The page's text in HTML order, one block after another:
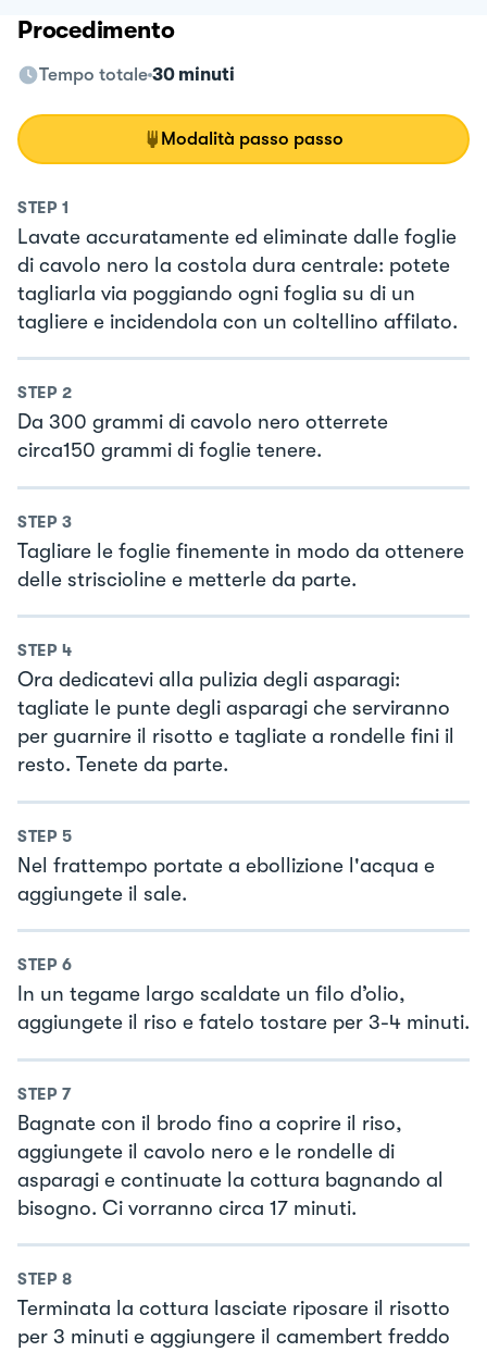
Procedimento
Tempo totale 30 minuti
Modalità passo passo
STEP 1
Lavate accuratamente ed eliminate dalle foglie
di cavolo nero la costola dura centrale: potete
tagliarla via poggiando ogni foglia su di un
tagliere e incidendola con un coltellino affilato.
STEP 2
Da 300 grammi di cavolo nero otterrete
circa150 grammi di foglie tenere.
STEP 3
Tagliare le foglie finemente in modo da ottenere
delle striscioline e metterle da parte.
STEP 4
Ora dedicatevi alla pulizia degli asparagi:
tagliate le punte degli asparagi che serviranno
per guarnire il risotto e tagliate a rondelle fini il
resto. Tenete da parte.
STEP 5
Nel frattempo portate a ebollizione l'acqua e
aggiungete il sale.
STEP 6
In un tegame largo scaldate un filo d’olio,
aggiungete il riso e fatelo tostare per 3-4 minuti.
STEP 7
Bagnate con il brodo fino a coprire il riso,
aggiungete il cavolo nero e le rondelle di
asparagi e continuate la cottura bagnando al
bisogno. Ci vorranno circa 17 minuti.
STEP 8
Terminata la cottura lasciate riposare il risotto
per 3 minuti e aggiungere il camembert freddo